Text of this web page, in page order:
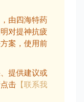
由四海特药
对提神抗疲
案，使用前
提供建议或
击 【联系我